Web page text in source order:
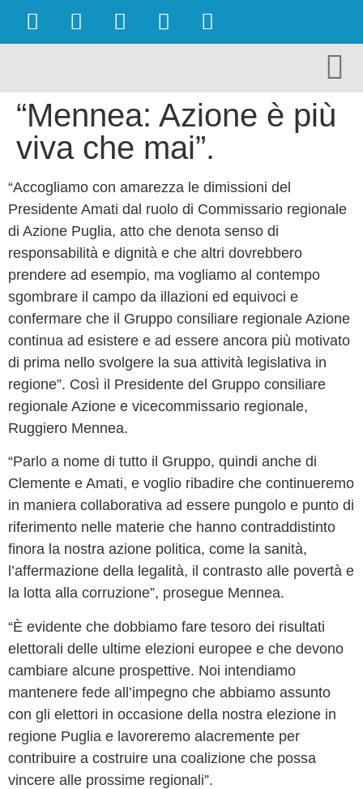
“Mennea: Azione è più
viva che mai”.
“Accogliamo con amarezza le dimissioni del
Presidente Amati dal ruolo di Commissario regionale
di Azione Puglia, atto che denota senso di
responsabilità e dignità e che altri dovrebbero
prendere ad esempio, ma vogliamo al contempo
sgombrare il campo da illazioni ed equivoci e
confermare che il Gruppo consiliare regionale Azione
continua ad esistere e ad essere ancora più motivato
di prima nello svolgere la sua attività legislativa in
regione”. Così il Presidente del Gruppo consiliare
regionale Azione e vicecommissario regionale,
Ruggiero Mennea.
“Parlo a nome di tutto il Gruppo, quindi anche di
Clemente e Amati, e voglio ribadire che continueremo
in maniera collaborativa ad essere pungolo e punto di
riferimento nelle materie che hanno contraddistinto
finora la nostra azione politica, come la sanità,
l’affermazione della legalità, il contrasto alle povertà e
la lotta alla corruzione”, prosegue Mennea.
“È evidente che dobbiamo fare tesoro dei risultati
elettorali delle ultime elezioni europee e che devono
cambiare alcune prospettive. Noi intendiamo
mantenere fede all’impegno che abbiamo assunto
con gli elettori in occasione della nostra elezione in
regione Puglia e lavoreremo alacremente per
contribuire a costruire una coalizione che possa
vincere alle prossime regionali”.